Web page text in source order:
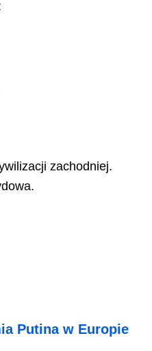
zachodniej.
Putina w Europie